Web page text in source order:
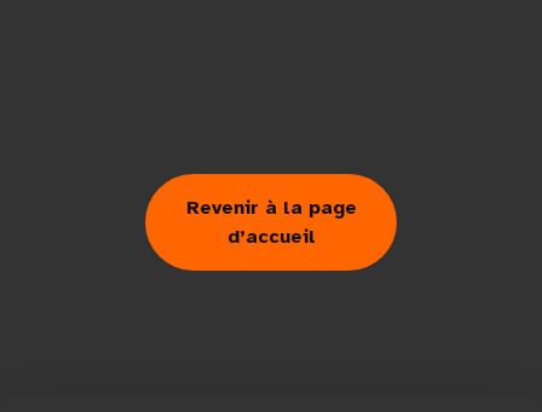
Revenir à la page
d’accueil